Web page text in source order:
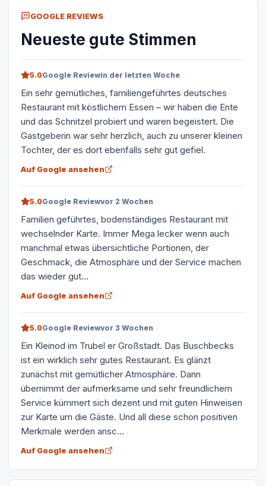
GOOGLE REVIEWS
Neueste gute Stimmen
5.0Google Reviewin der letzten Woche
Ein sehr gemütliches, familiengeführtes deutsches
Restaurant mit köstlichem Essen – wir haben die Ente
und das Schnitzel probiert und waren begeistert. Die
Gastgeberin war sehr herzlich, auch zu unserer kleinen
Tochter, der es dort ebenfalls sehr gut gefiel.
Auf Google ansehen
5.0Google Reviewvor 2 Wochen
Familien geführtes, bodenständiges Restaurant mit
wechselnder Karte. Immer Mega lecker wenn auch
manchmal etwas übersichtliche Portionen, der
Geschmack, die Atmosphäre und der Service machen
das wieder gut…
Auf Google ansehen
5.0Google Reviewvor 3 Wochen
Ein Kleinod im Trubel er Großstadt. Das Buschbecks
ist ein wirklich sehr gutes Restaurant. Es glänzt
zunächst mit gemütlicher Atmosphäre. Dann
übernimmt der aufmerksame und sehr freundlichem
Service kümmert sich dezent und mit guten Hinweisen
zur Karte um die Gäste. Und all diese schon positiven
Merkmale werden ansc...
Auf Google ansehen